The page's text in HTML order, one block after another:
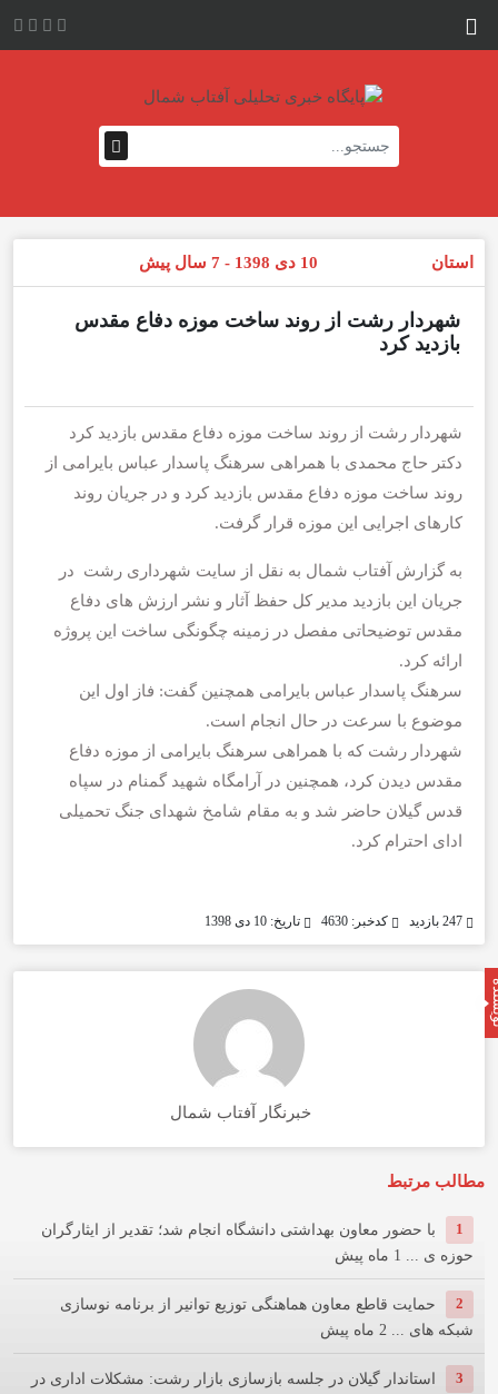
استان 10 دی 1398 - 7 سال پیش
شهردار رشت از روند ساخت موزه دفاع مقدس
بازدید کرد
شهردار رشت از روند ساخت موزه دفاع مقدس بازدید کرد
دکتر حاج محمدی با همراهی سرهنگ پاسدار عباس بایرامی از
روند ساخت موزه دفاع مقدس بازدید کرد و در جریان روند
کارهای اجرایی این موزه قرار گرفت.
به گزارش آفتاب شمال به نقل از سایت شهرداری رشت در
جریان این بازدید مدیر کل حفظ آثار و نشر ارزش های دفاع
مقدس توضیحاتی مفصل در زمینه چگونگی ساخت این پروژه
ارائه کرد.
سرهنگ پاسدار عباس بایرامی همچنین گفت: فاز اول این
موضوع با سرعت در حال انجام است.
شهردار رشت که با همراهی سرهنگ بایرامی از موزه دفاع
مقدس دیدن کرد، همچنین در آرامگاه شهید گمنام در سپاه
قدس گیلان حاضر شد و به مقام شامخ شهدای جنگ تحمیلی
ادای احترام کرد.
کدخبر: 4630 تاریخ: 10 دی 1398
خبرنگار آفتاب شمال
مطالب مرتبط
با حضور معاون بهداشتی دانشگاه انجام شد؛ تقدیر از ایثارگران
حوزه ی ...
حمایت قاطع معاون هماهنگی توزیع توانیر از برنامه نوسازی
شبكه های ...
استاندار گیلان در جلسه بازسازی بازار رشت: مشکلات اداری در